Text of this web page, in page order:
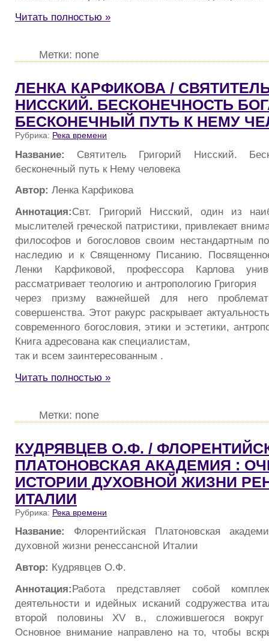
Читать полностью »
Метки: none
ЛЕНКА КАРФИКОВА /
НИССКИЙ. БЕСКОНЕЧНОСТЬ
БЕСКОНЕЧНЫЙ ПУТЬ К НЕМУ
Рубрика: Река времени
Название: Святитель Григорий Нисский.
бесконечный путь к Нему человека
Автор: Ленка Карфикова
Аннотация:Свт. Григорий Нисский, один из
мыслителей греческой патристики, привлекает
философов и богословов своим нестандартным
наследию и к Священному Писанию.
Ленки Карфиковой, профессора Карлова
рассматривает теологию и антропологию Григория
через призму важнейшей для него
совершенства. Этот ракурс раскрывает
современного богословия, этики и эстетики,
Книга адресована как специалистам,
так и всем заинтересованным .
Читать полностью »
Метки: none
КУДРЯВЦЕВ О.Ф. /
ПЛАТОНОВСКАЯ АКАДЕМИЯ :
ИСТОРИИ ДУХОВНОЙ ЖИЗНИ
ИТАЛИИ
Рубрика: Река времени
Название: Флорентийская Платоновская
духовной жизни ренессансной Италии
Автор: Кудрявцев О.Ф.
Аннотация:Работа представляет собой
деятельности и идейных исканий содружества
второй половины XV в., сложившегося
Основное внимание направлено на то, чтобы